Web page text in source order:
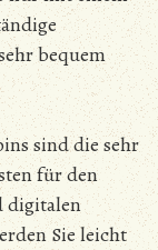
bequem
sind die sehr
für den
digitalen
Sie leicht